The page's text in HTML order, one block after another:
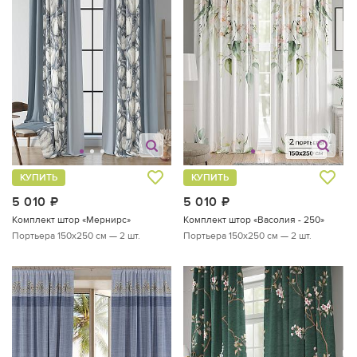
5 010
КУПИТЬ
Комплект штор «Мернирс»
Портьера 150х250 см — 2 шт.
5 010
КУПИТЬ
Комплект штор «Васолия - 250»
Портьера 150х250 см — 2 шт.